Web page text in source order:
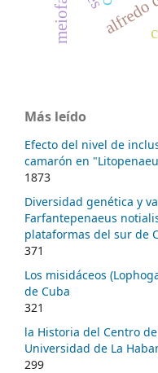
Más leído
Efecto del nivel de
camarón en
1873
Diversidad genética y
Farfantepenaeus
plataformas del sur de
371
Los misidáceos
de Cuba
321
la Historia del Centro
Universidad de La
299